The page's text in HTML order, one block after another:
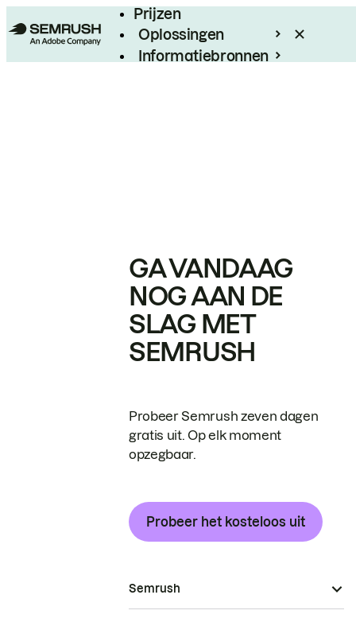
Prijzen
Oplossingen
Informatiebronnen
GA VANDAAG
NOG AAN DE
SLAG MET
SEMRUSH
Probeer Semrush zeven dagen
gratis uit. Op elk moment
opzegbaar.
Probeer het kosteloos uit
Semrush